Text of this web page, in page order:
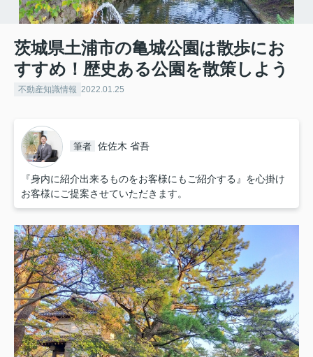
茨城県土浦市の亀城公園は散歩にお
すすめ！歴史ある公園を散策しよう
不動産知識情報 2022.01.25
筆者 佐佐木 省吾
『身内に紹介出来るものをお客様にもご紹介する』を心掛け
お客様にご提案させていただきます。